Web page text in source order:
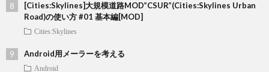
[Cities:Skylines]大規模道路MOD”CSUR”(Cities:Skylines Urban
Road)の使い方 #01 基本編[MOD]
Cities:Skylines
Android用メーラーを考える
Android